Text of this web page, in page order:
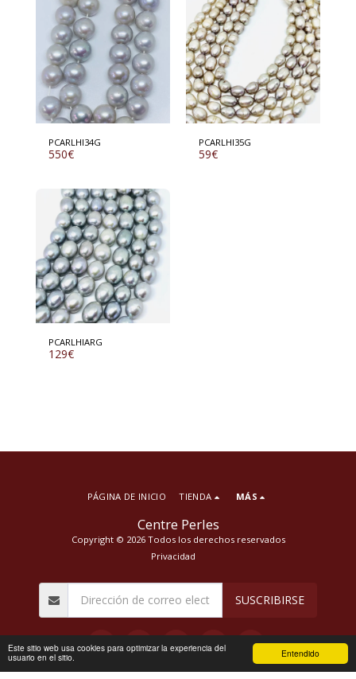
Entendido
Este sitio web usa cookies para optimizar la experiencia del
usuario en el sitio.
PCARLHI34G
550€
PCARLHI35G
59€
PCARLHIARG
129€
Centre Perles
Copyright © 2026 Todos los derechos reservados
Privacidad
PÁGINA DE INICIO TIENDA MÁS
SUSCRIBIRSE